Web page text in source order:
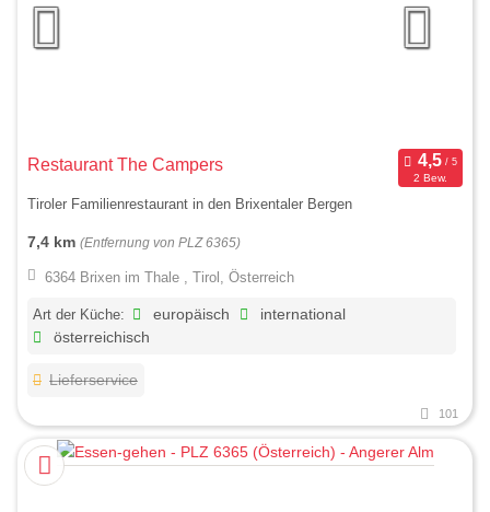
Restaurant The Campers
2 Bew.
Tiroler Familienrestaurant in den Brixentaler Bergen
7,4 km (Entfernung von PLZ 6365)
6364 Brixen im Thale , Tirol, Österreich
Art der Küche: europäisch
international
österreichisch
Lieferservice
101